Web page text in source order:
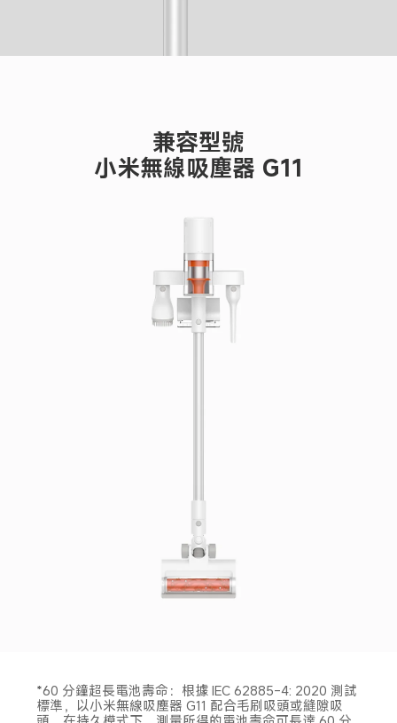
兼容型號
小米無線吸塵器 G11
*60 分鐘超長電池壽命：根據 IEC 62885-4: 2020 測試
標準，以小米無線吸塵器 G11 配合毛刷吸頭或縫隙吸